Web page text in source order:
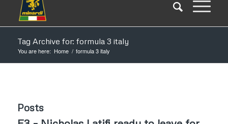
Tag Archive for: formula 3 italy
You are here: Home / formula 3 italy
Posts